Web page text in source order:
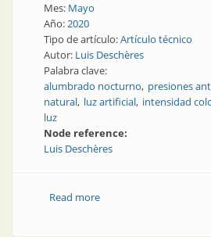
Mes: Mayo
Año:2020
Tipo de artículo:Artículo técnico
Autor: Luis Deschères
Palabra clave:
alumbrado nocturno presiones
natural luz artificial intensidad
luz
Node reference:
Luis Deschères
Read moreabout Alumbrado